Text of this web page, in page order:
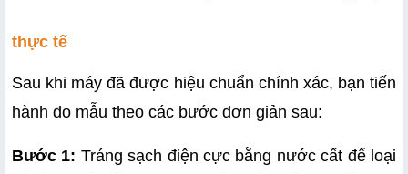
thực tế
Sau khi máy đã được hiệu chuẩn chính xác, bạn tiến
hành đo mẫu theo các bước đơn giản sau:
Bước 1: Tráng sạch điện cực bằng nước cất để loại